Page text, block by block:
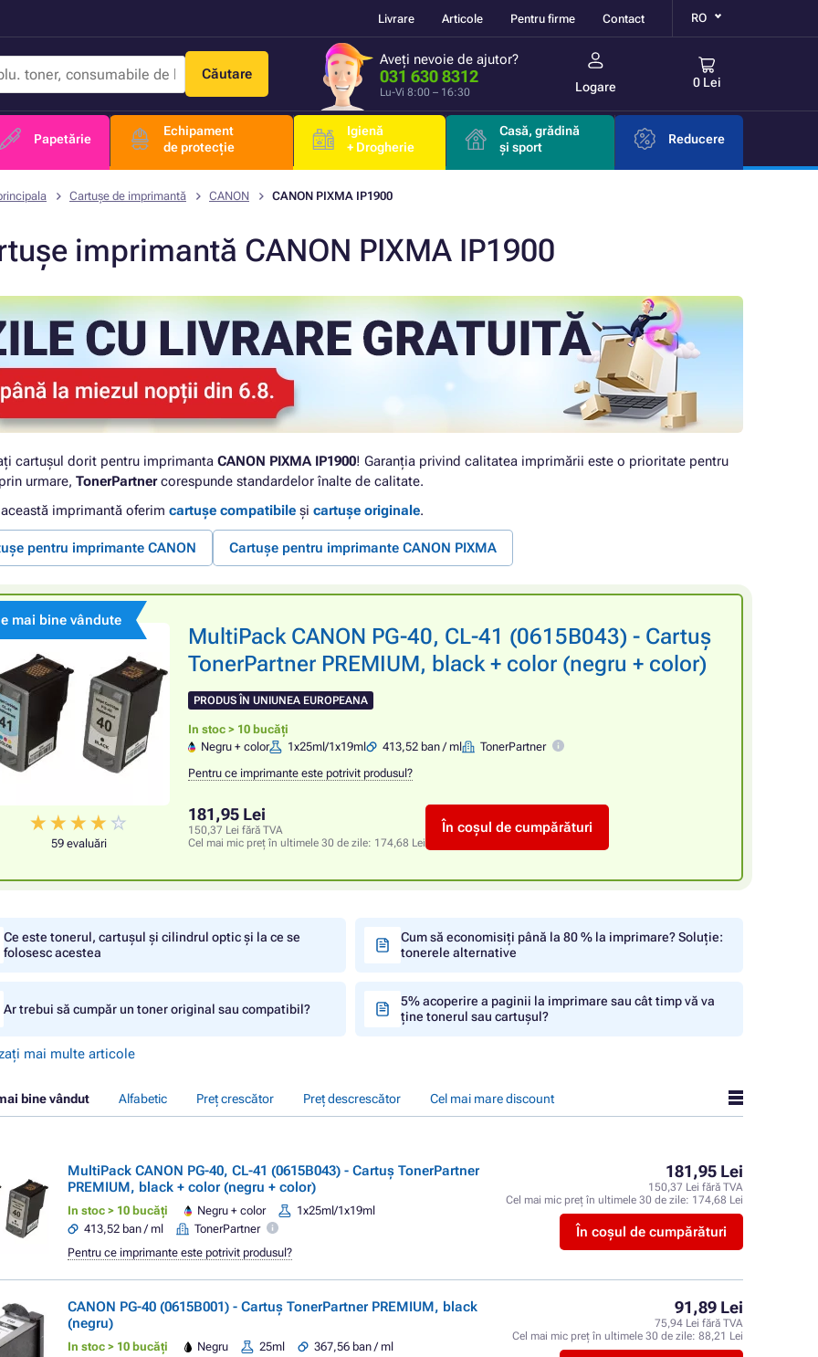
Livrare Articole Pentru firme Contact RO
Căutare
Aveți nevoie de ajutor?
031 630 8312
Lu-Vi 8:00 – 16:30 Logare 0 Lei
Papetărie
Echipament
de protecție
Igienă
+ Drogherie
Casă, grădină
și sport
Reducere
Cartușe de imprimantă CANON CANON PIXMA IP1900
imprimantă CANON PIXMA IP1900
cartușul dorit pentru imprimanta CANON PIXMA IP1900! Garanția privind calitatea imprimării este o prioritate pentru
urmare, TonerPartnercorespunde standardelor înalte de calitate.
imprimantă oferim cartușe compatibile și cartușe originale.
pentru imprimante CANON Cartușe pentru imprimante CANON PIXMA
mai bine vândute
59 evaluări
MultiPack CANON PG-40, CL-41 (0615B043) - Cartuș
TonerPartner PREMIUM, black + color (negru + color)
PRODUS ÎN UNIUNEA EUROPEANA
In stoc > 10 bucăți
Negru + color
1x25ml/1x19ml 413,52 ban / ml
TonerPartner
Pentru ce imprimante este potrivit produsul?
181,95 Lei
150,37 Lei fără TVA
Cel mai mic preț în ultimele 30 de zile: 174,68 Lei
În coșul de cumpărături
Ce este tonerul, cartușul și cilindrul optic și la ce se
folosesc acestea
Cum să economisiți până la 80 % la imprimare? Soluție:
tonerele alternative
Ar trebui să cumpăr un toner original sau compatibil?
5% acoperire a paginii la imprimare sau cât timp vă va
ține tonerul sau cartușul?
mai multe articole
bine vândut Alfabetic Preț crescător Preț descrescător Cel mai mare discount
MultiPack CANON PG-40, CL-41 (0615B043) - Cartuș TonerPartner
PREMIUM, black + color (negru + color)
In stoc > 10 bucăți Negru + color
1x25ml/1x19ml
413,52 ban / ml
TonerPartner
181,95 Lei
150,37 Lei fără TVA
Cel mai mic preț în ultimele 30 de zile: 174,68 Lei
În coșul de cumpărături
Pentru ce imprimante este potrivit produsul?
CANON PG-40 (0615B001) - Cartuș TonerPartner PREMIUM, black
(negru)
In stoc > 10 bucăți Negru 25ml
367,56 ban / ml
91,89 Lei
75,94 Lei fără TVA
Cel mai mic preț în ultimele 30 de zile: 88,21 Lei